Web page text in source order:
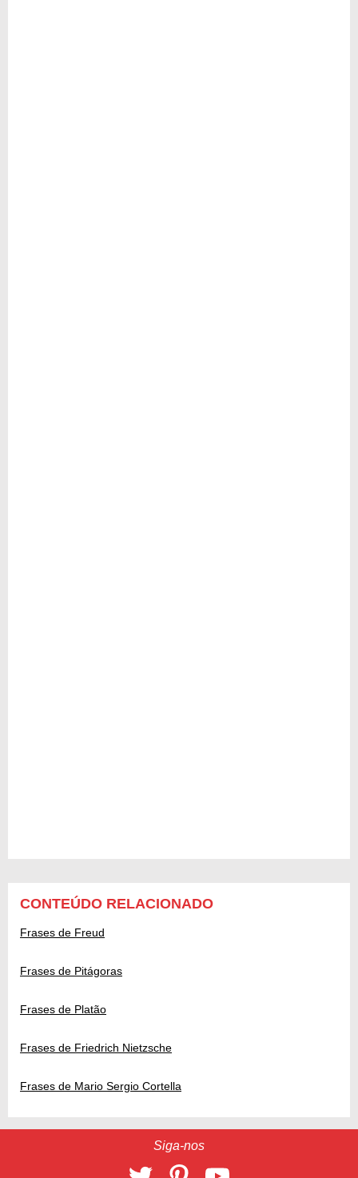
CONTEÚDO RELACIONADO
Frases de Freud
Frases de Pitágoras
Frases de Platão
Frases de Friedrich Nietzsche
Frases de Mario Sergio Cortella
Siga-nos